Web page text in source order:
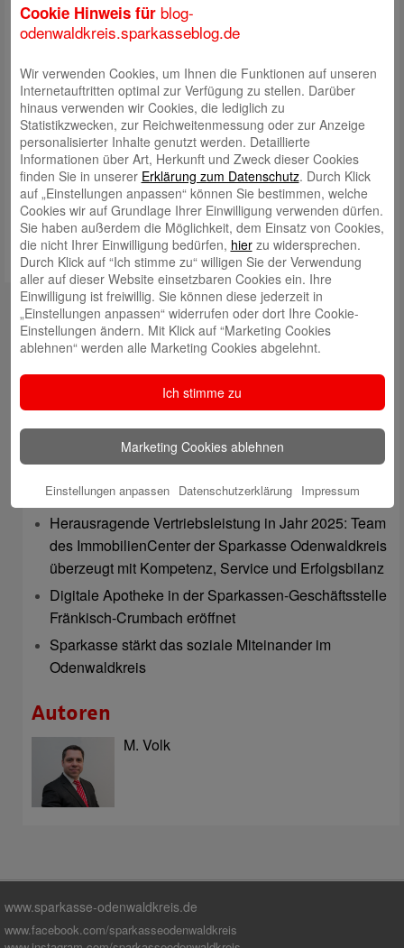
Name*
E-Mail *
Website
Meinen Namen, meine E-Mail-Adresse und meine Website in
diesem Browser für die nächste Kommentierung speichern.
Kontakt
mail@sparkasse-odenwaldkreis.de
Auch per WhatsApp erreichbar!
Neueste Beiträge
Sparkassen Kino Open-Air-Sommer 2026 startet
Öffnungszeiten der Sparkasse zum Wiesenmarkt
Herausragende Vertriebsleistung in Jahr 2025: Team
des ImmobilienCenter der Sparkasse Odenwaldkreis
überzeugt mit Kompetenz, Service und Erfolgsbilanz
Digitale Apotheke in der Sparkassen-Geschäftsstelle
Fränkisch-Crumbach eröffnet
Sparkasse stärkt das soziale Miteinander im
Odenwaldkreis
Autoren
M. Volk
www.sparkasse-odenwaldkreis.de
www.facebook.com/sparkasseodenwaldkreis
Cookie Hinweis für blog-
odenwaldkreis.sparkasseblog.de
Wir verwenden Cookies, um Ihnen die Funktionen auf unseren
Internetauftritten optimal zur Verfügung zu stellen. Darüber
hinaus verwenden wir Cookies, die lediglich zu
Statistikzwecken, zur Reichweitenmessung oder zur Anzeige
personalisierter Inhalte genutzt werden. Detaillierte
Informationen über Art, Herkunft und Zweck dieser Cookies
finden Sie in unserer Erklärung zum Datenschutz. Durch Klick
auf „Einstellungen anpassen“ können Sie bestimmen, welche
Cookies wir auf Grundlage Ihrer Einwilligung verwenden dürfen.
Sie haben außerdem die Möglichkeit, dem Einsatz von Cookies,
die nicht Ihrer Einwilligung bedürfen, hierzu widersprechen.
Durch Klick auf “Ich stimme zu“ willigen Sie der Verwendung
aller auf dieser Website einsetzbaren Cookies ein. Ihre
Einwilligung ist freiwillig. Sie können diese jederzeit in
„Einstellungen anpassen“ widerrufen oder dort Ihre Cookie-
Einstellungen ändern. Mit Klick auf “Marketing Cookies
ablehnen“ werden alle Marketing Cookies abgelehnt.
Ich stimme zu
Marketing Cookies ablehnen
Einstellungen anpassen Datenschutzerklärung Impressum